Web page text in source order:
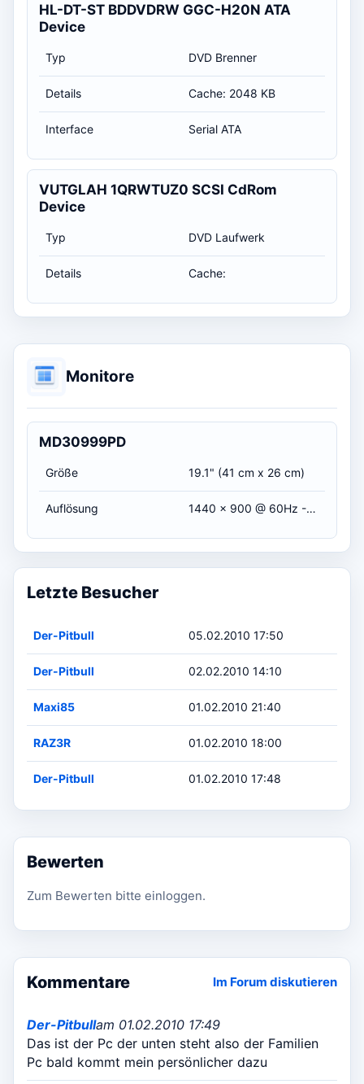
HL-DT-ST BDDVDRW GGC-H20N ATA
Device
Typ DVD Brenner
Details Cache: 2048 KB
Interface Serial ATA
VUTGLAH 1QRWTUZ0 SCSI CdRom
Device
Typ DVD Laufwerk
Details Cache:
Monitore
MD30999PD
Größe 19.1" (41 cm x 26 cm)
Auflösung 1440 x 900 @ 60Hz - Aspect Ratio 16:10
Letzte Besucher
Der-Pitbull 05.02.2010 17:50
Der-Pitbull 02.02.2010 14:10
Maxi85 01.02.2010 21:40
RAZ3R 01.02.2010 18:00
Der-Pitbull 01.02.2010 17:48
Bewerten
Zum Bewerten bitte einloggen.
Kommentare Im Forum diskutieren
Der-Pitbullam 01.02.2010 17:49
Das ist der Pc der unten steht also der Familien
Pc bald kommt mein persönlicher dazu